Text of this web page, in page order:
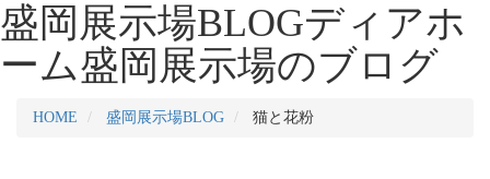
盛岡展示場BLOGディアホ
ーム盛岡展示場のブログ
HOME 盛岡展示場BLOG 猫と花粉